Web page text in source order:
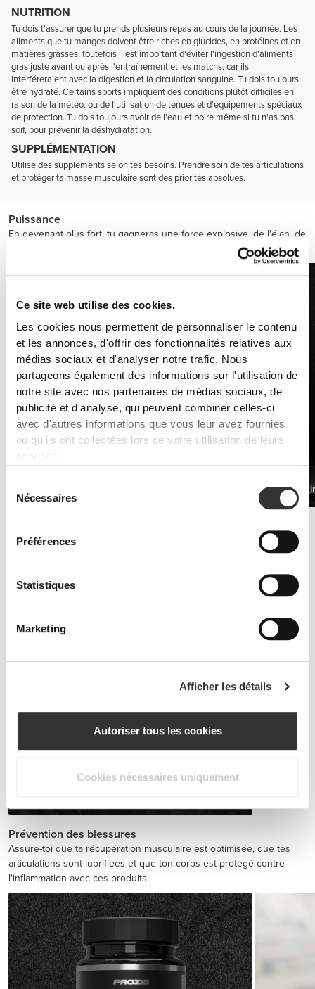
Ce site web utilise des cookies.
Les cookies nous permettent de personnaliser le contenu
et les annonces, d'offrir des fonctionnalités relatives aux
médias sociaux et d'analyser notre trafic. Nous
partageons également des informations sur l'utilisation de
notre site avec nos partenaires de médias sociaux, de
publicité et d'analyse, qui peuvent combiner celles-ci
avec d'autres informations que vous leur avez fournies
ou qu'ils ont collectées lors de votre utilisation de leurs
Nécessaires
Préférences
Statistiques
Marketing
Afficher les détails
Autoriser tous les cookies
Cookies nécessaires uniquement
NUTRITION
Tu dois t'assurer que tu prends plusieurs repas au cours de la journée. Les
aliments que tu manges doivent être riches en glucides, en protéines et en
matières grasses, toutefois il est important d'éviter l'ingestion d'aliments
gras juste avant ou après l'entraînement et les matchs, car ils
interféreraient avec la digestion et la circulation sanguine. Tu dois toujours
être hydraté. Certains sports impliquent des conditions plutôt difficiles en
raison de la météo, ou de l'utilisation de tenues et d'équipements spéciaux
de protection. Tu dois toujours avoir de l'eau et boire même si tu n'as pas
soif, pour prévenir la déshydratation.
SUPPLÉMENTATION
Utilise des suppléments selon tes besoins. Prendre soin de tes articulations
et protéger ta masse musculaire sont des priorités absolues.
Puissance
En devenant plus fort, tu gagneras une force explosive, de l'élan, de
Bêta-
Les suppléments de whey protéine et d'acides aminés sont la clé
Prévention des blessures
Assure-toi que ta récupération musculaire est optimisée, que tes
articulations sont lubrifiées et que ton corps est protégé contre
l'inflammation avec ces produits.